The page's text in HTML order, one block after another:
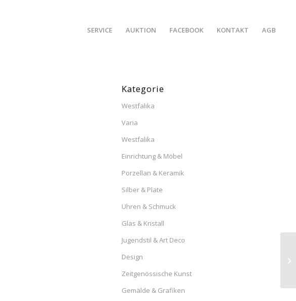
SERVICE AUKTION FACEBOOK KONTAKT AGB
Kategorie
Westfalika
Varia
Westfalika
Einrichtung & Möbel
Porzellan & Keramik
Silber & Plate
Uhren & Schmuck
Glas & Kristall
Jugendstil & Art Deco
Design
Zeitgenössische Kunst
Gemälde & Grafiken